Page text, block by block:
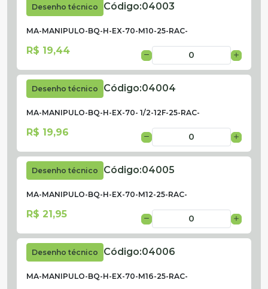
Desenho técnico Código:04003
MA-MANIPULO-BQ-H-EX-70-M10-25-RAC-
R$ 19,44
Desenho técnico Código:04004
MA-MANIPULO-BQ-H-EX-70- 1/2-12F-25-RAC-
R$ 19,96
Desenho técnico Código:04005
MA-MANIPULO-BQ-H-EX-70-M12-25-RAC-
R$ 21,95
Desenho técnico Código:04006
MA-MANIPULO-BQ-H-EX-70-M16-25-RAC-